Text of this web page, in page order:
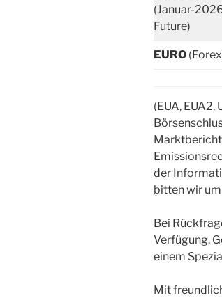
(Januar-
Future)
EURO
(EUA, EUA2,
der
bitten wir
Bei
Verfügung.
einem
Mit